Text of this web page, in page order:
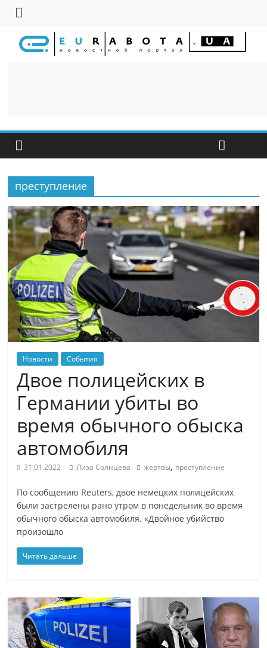
преступление
Новости События
Двое полицейских в
Германии убиты во
время обычного обыска
автомобиля
31.01.2022 Лиза Солнцева жертвы, преступление
По сообщению Reuters, двое немецких полицейских
были застрелены рано утром в понедельник во время
обычного обыска автомобиля. «Двойное убийство
произошло
Читать дальше